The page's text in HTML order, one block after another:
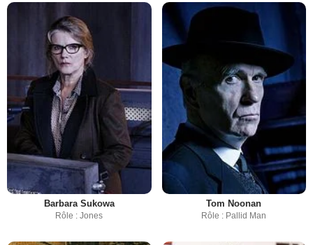
Barbara Sukowa
Rôle : Jones
Tom Noonan
Rôle : Pallid Man